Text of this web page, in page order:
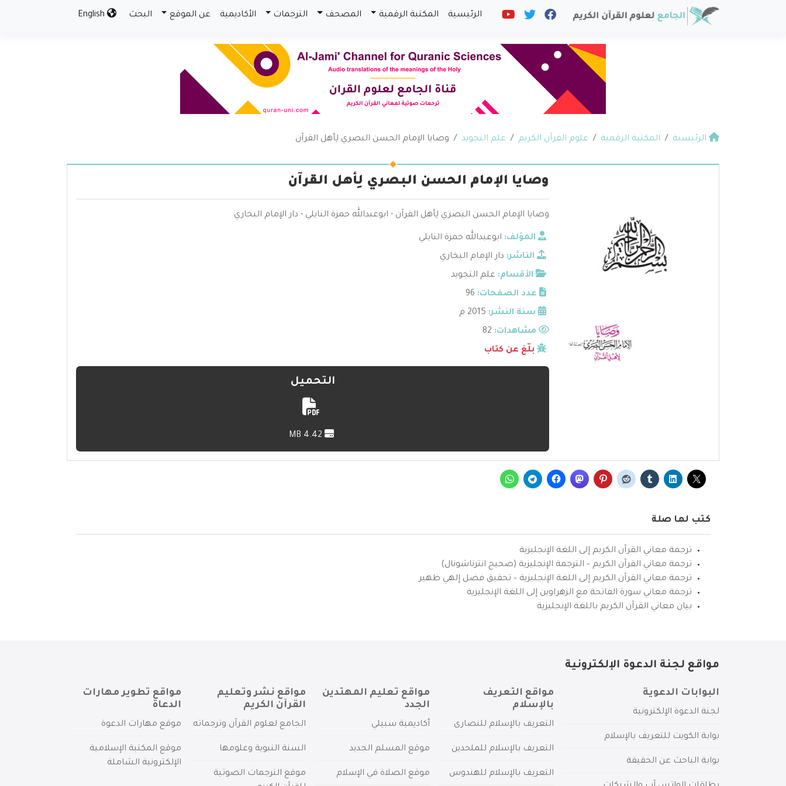
الرئيسية المكتبة الرقمية المصحف الترجمات الأكاديمية عن الموقع البحث
الرئيسية المكتبة الرقمية علوم القرآن الكريم علم التجويد وصايا الإمام الحسن البصري لِأهل القرآن
وصايا الإمام الحسن البصري لِأهل القرآن
وصايا الإمام الحسن البصري لِأهل القرآن - ابوعبدالله حمزة النايلي - دار الإمام البخاري
المؤلف: ابوعبدالله حمزة النايلي
الناشر: دار الإمام البخاري
الأقسام: علم التجويد
عدد الصفحات: 96
سنة النشر: 2015 م
مشاهدات:
بلّغ عن كتاب
التحميل
كتب لها صلة
ترجمة معاني القرآن الكريم إلى اللغة الإنجليزية
ترجمة معاني القرآن الكريم – الترجمة الإنجليزية (صحيح انترناشونال)
ترجمة معاني القرآن الكريم إلى اللغة الإنجليزية – تحقيق فضل إلهي ظهير
ترجمة معاني سورة الفاتحة مع الزهراوين إلى اللغة الإنجليزية
بيان معاني القرآن الكريم باللغة الإنجليزية
مواقع لجنة الدعوة الإلكترونية
البوابات الدعوية
لجنة الدعوة الإلكترونية
بوابة الكويت للتعريف بالإسلام
بوابة الباحث عن الحقيقة
مواقع التعريف
بالإسلام
التعريف بالإسلام للنصارى
التعريف بالإسلام للملحدين
التعريف بالإسلام للهندوس
مواقع تعليم المهتدين
الجدد
أكاديمية سبيلي
موقع المسلم الجديد
موقع الصلاة في الإسلام
مواقع نشر وتعليم
القرآن الكريم
الجامع لعلوم القرآن وترجماته
السنة النبوية وعلومها
موقع الترجمات الصوتية
مواقع تطوير مهارات
الدعاة
موقع مهارات الدعوة
موقع المكتبة الإسلامية
الإلكترونية الشاملة